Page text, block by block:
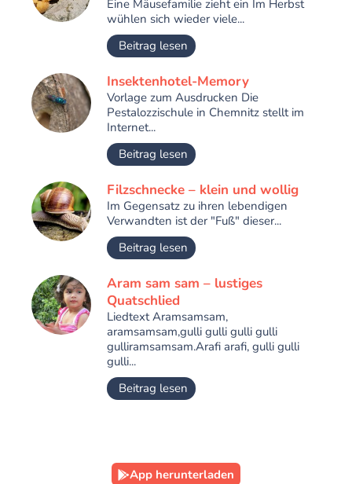
Eine Mäusefamilie zieht ein Im Herbst
wühlen sich wieder viele...
Beitrag lesen
Insektenhotel-Memory
Vorlage zum Ausdrucken Die
Pestalozzischule in Chemnitz stellt im
Internet...
Beitrag lesen
Filzschnecke – klein und wollig
Im Gegensatz zu ihren lebendigen
Verwandten ist der "Fuß" dieser...
Beitrag lesen
Aram sam sam – lustiges
Quatschlied
Liedtext Aramsamsam,
aramsamsam,gulli gulli gulli gulli
gulliramsamsam.Arafi arafi, gulli gulli
gulli...
Beitrag lesen
App herunterladen